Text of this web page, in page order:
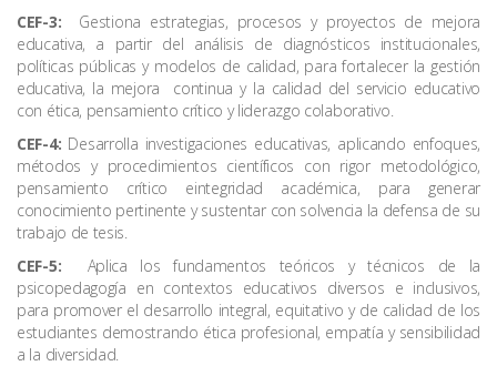
CEF-3: Gestiona estrategias, procesos y proyectos de mejora
educativa, a partir del análisis de diagnósticos institucionales,
políticas públicas y modelos de calidad, para fortalecer la gestión
educativa, la mejora continua y la calidad del servicio educativo
con ética, pensamiento crítico y liderazgo colaborativo.
CEF-4: Desarrolla investigaciones educativas, aplicando enfoques,
métodos y procedimientos científicos con rigor metodológico,
pensamiento crítico eintegridad académica, para generar
conocimiento pertinente y sustentar con solvencia la defensa de su
trabajo de tesis.
CEF-5: Aplica los fundamentos teóricos y técnicos de la
psicopedagogía en contextos educativos diversos e inclusivos,
para promover el desarrollo integral, equitativo y de calidad de los
estudiantes demostrando ética profesional, empatía y sensibilidad
a la diversidad.